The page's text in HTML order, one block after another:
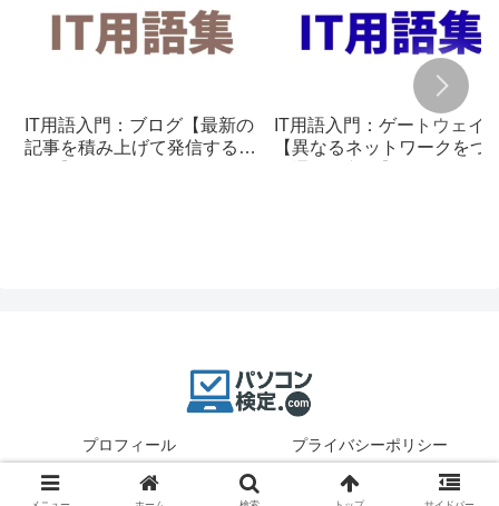
IT用語入門：ブログ【最新の
記事を積み上げて発信する仕
IT用語入門：ゲートウェイ
【異なるネットワークをつ
プロフィール プライバシーポリシー
© 2025 パソコン検定.